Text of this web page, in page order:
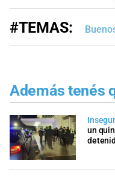
#TEMAS:
Además tenés
un